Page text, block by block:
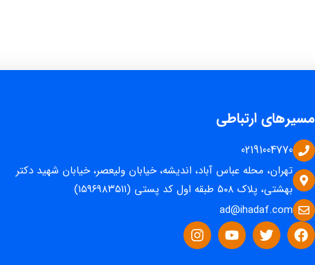
مسیرهای ارتباطی
02191004770
تهران، محله عباس آباد، اندیشه، خیابان ولیعصر، خیابان شهید دکتر
بهشتی، پلاک ۵۰۸ طبقه اول کد پستی (۱۵۹۶۹۸۳۵۱۱)
ad@ihadaf.com